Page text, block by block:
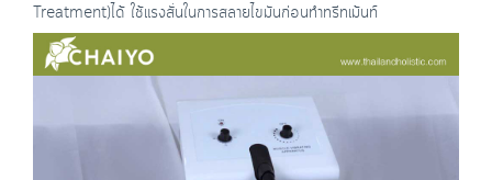
Treatment)ได้ ใช้แรงสั่นในการสลายไขมันก่อนทำทรีทเม้นท์